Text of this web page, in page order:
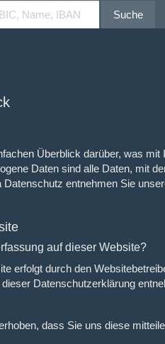
Suche
Überblick darüber, was
Daten sind alle Daten, mit
entnehmen Sie
auf dieser Website?
erfolgt durch den
Datenschutzerklärung
dass Sie uns diese